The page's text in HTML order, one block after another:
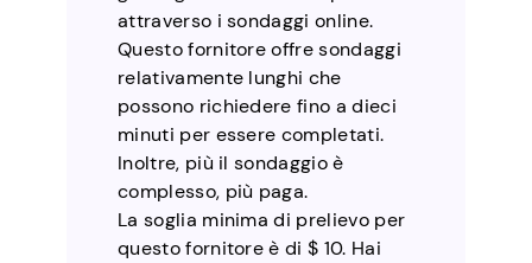
attraverso i sondaggi online.
Questo fornitore offre sondaggi
relativamente lunghi che
possono richiedere fino a dieci
minuti per essere completati.
Inoltre, più il sondaggio è
complesso, più paga.
La soglia minima di prelievo per
questo fornitore è di $ 10. Hai